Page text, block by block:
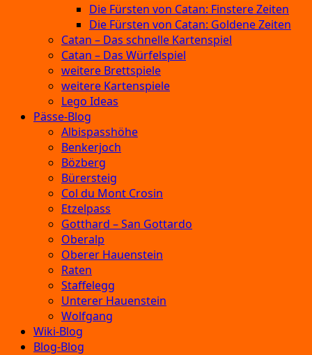
Die Fürsten von Catan: Finstere Zeiten
Die Fürsten von Catan: Goldene Zeiten
Catan – Das schnelle Kartenspiel
Catan – Das Würfelspiel
weitere Brettspiele
weitere Kartenspiele
Lego Ideas
Pässe-Blog
Albispasshöhe
Benkerjoch
Bözberg
Bürersteig
Col du Mont Crosin
Etzelpass
Gotthard – San Gottardo
Oberalp
Oberer Hauenstein
Raten
Staffelegg
Unterer Hauenstein
Wolfgang
Wiki-Blog
Blog-Blog